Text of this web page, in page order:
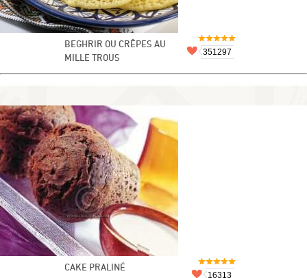
BEGHRIR OU CRÊPES AU
MILLE TROUS
351297
CAKE PRALINÉ
16313